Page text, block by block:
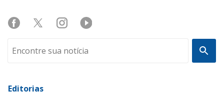
Editorias